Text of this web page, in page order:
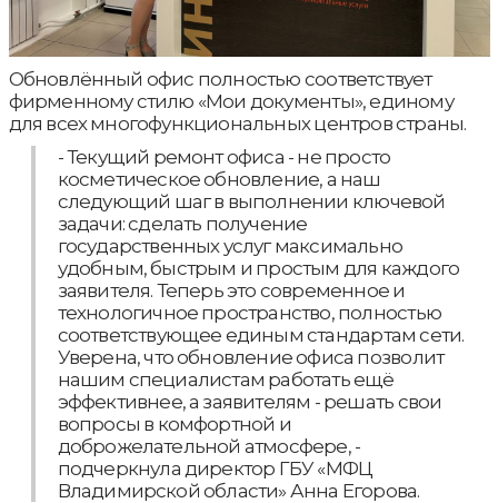
Обновлённый офис полностью соответствует
фирменному стилю «Мои документы», единому
для всех многофункциональных центров страны.
- Текущий ремонт офиса - не просто
косметическое обновление, а наш
следующий шаг в выполнении ключевой
задачи: сделать получение
государственных услуг максимально
удобным, быстрым и простым для каждого
заявителя. Теперь это современное и
технологичное пространство, полностью
соответствующее единым стандартам сети.
Уверена, что обновление офиса позволит
нашим специалистам работать ещё
эффективнее, а заявителям - решать свои
вопросы в комфортной и
доброжелательной атмосфере, -
подчеркнула директор ГБУ «МФЦ
Владимирской области» Анна Егорова.